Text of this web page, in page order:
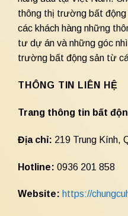
thông thị trường bất động
các khách hàng những
tư dự án và những góc
trường bất động sản từ
THÔNG TIN LIÊN HỆ
Trang thông tin bất
Địa chỉ: 219 Trung Kính,
Hotline: 0936 201 858
Website: https://